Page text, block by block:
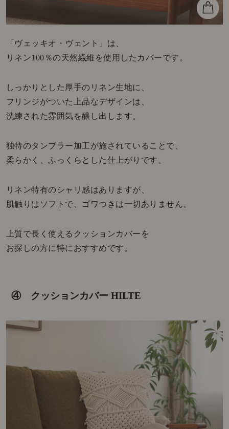
「ヴェッキオ・ヴェント」は、
リネン100％の天然繊維を使用したカバーです。
しっかりとした厚手のリネン生地に、
フリンジがついた上品なデザインは、
洗練された雰囲気を醸し出します。
独特のタンブラー加工が施されていることで、
柔らかく、ふっくらとした仕上がりです。
リネン特有のシャリ感はありますが、
肌触りはソフトで、ゴワつきは一切ありません。
上質で長く使えるクッションカバーを
お探しの方に特におすすめです。
④ クッションカバー HILTE